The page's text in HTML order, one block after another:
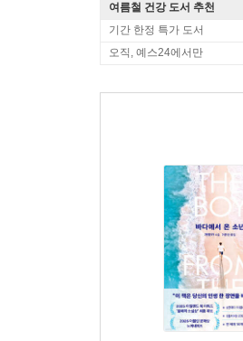
여름철 건강 도서 추천
기간 한정 특가 도서
오직, 예스24에서만